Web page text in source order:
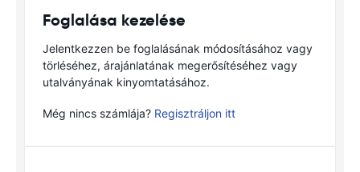
Foglalása kezelése
Jelentkezzen be foglalásának módosításához vagy
törléséhez, árajánlatának megerősítéséhez vagy
utalványának kinyomtatásához.
Még nincs számlája? Regisztráljon itt